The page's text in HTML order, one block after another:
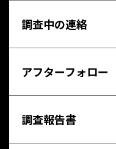
調査中の連絡
アフターフォロー
調査報告書